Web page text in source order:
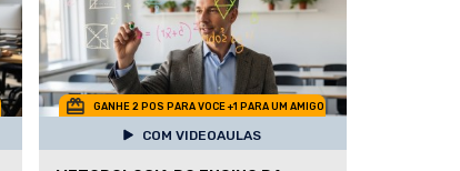
GANHE 2 POS PARA VOCE +1 PARA UM AMIGO
COM VIDEOAULAS